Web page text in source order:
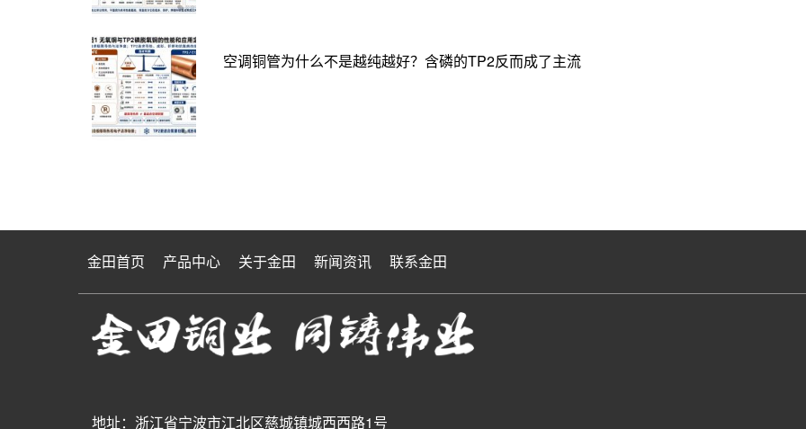
空调铜管为什么不是越纯越好？含磷的TP2反而成了主流
金田首页 产品中心 关于金田 新闻资讯 联系金田
地址：浙江省宁波市江北区慈城镇城西西路1号